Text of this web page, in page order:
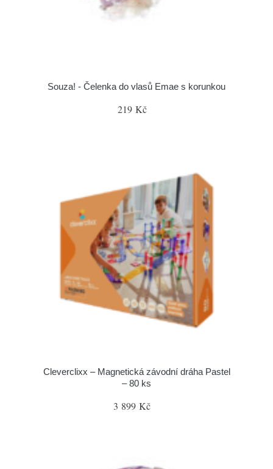
Souza! - Čelenka do vlasů Emae s korunkou
219 Kč
Cleverclixx – Magnetická závodní dráha Pastel
– 80 ks
3 899 Kč